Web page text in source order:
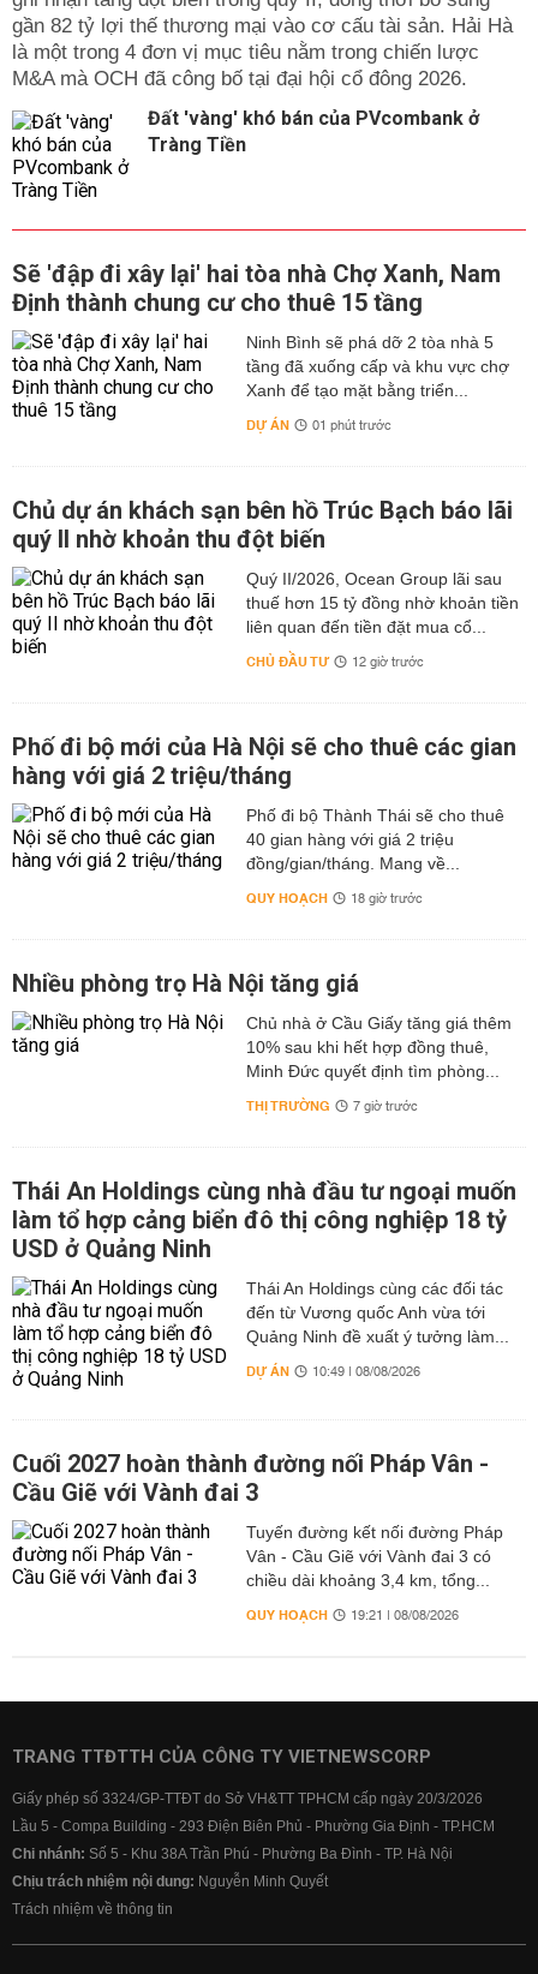
gần 82 tỷ lợi thế thương mại vào cơ cấu tài sản. Hải Hà
là một trong 4 đơn vị mục tiêu nằm trong chiến lược
M&A mà OCH đã công bố tại đại hội cổ đông 2026.
Đất 'vàng' khó bán của PVcombank ở
Tràng Tiền
Sẽ 'đập đi xây lại' hai tòa nhà Chợ Xanh, Nam
Định thành chung cư cho thuê 15 tầng
Ninh Bình sẽ phá dỡ 2 tòa nhà 5
tầng đã xuống cấp và khu vực chợ
Xanh để tạo mặt bằng triển...
DỰ ÁN 01 phút trước
Chủ dự án khách sạn bên hồ Trúc Bạch báo lãi
quý II nhờ khoản thu đột biến
Quý II/2026, Ocean Group lãi sau
thuế hơn 15 tỷ đồng nhờ khoản tiền
liên quan đến tiền đặt mua cổ...
CHỦ ĐẦU TƯ 12 giờ trước
Phố đi bộ mới của Hà Nội sẽ cho thuê các gian
hàng với giá 2 triệu/tháng
Phố đi bộ Thành Thái sẽ cho thuê
40 gian hàng với giá 2 triệu
đồng/gian/tháng. Mang về...
QUY HOẠCH 18 giờ trước
Nhiều phòng trọ Hà Nội tăng giá
Chủ nhà ở Cầu Giấy tăng giá thêm
10% sau khi hết hợp đồng thuê,
Minh Đức quyết định tìm phòng...
THỊ TRƯỜNG 7 giờ trước
Thái An Holdings cùng nhà đầu tư ngoại muốn
làm tổ hợp cảng biển đô thị công nghiệp 18 tỷ
USD ở Quảng Ninh
Thái An Holdings cùng các đối tác
đến từ Vương quốc Anh vừa tới
Quảng Ninh đề xuất ý tưởng làm...
DỰ ÁN 10:49 | 08/08/2026
Cuối 2027 hoàn thành đường nối Pháp Vân -
Cầu Giẽ với Vành đai 3
Tuyến đường kết nối đường Pháp
Vân - Cầu Giẽ với Vành đai 3 có
chiều dài khoảng 3,4 km, tổng...
QUY HOẠCH 19:21 | 08/08/2026
TRANG TTĐTTH CỦA CÔNG TY VIETNEWSCORP
Giấy phép số 3324/GP-TTĐT do Sở VH&TT TPHCM cấp ngày 20/3/2026
Lầu 5 - Compa Building - 293 Điện Biên Phủ - Phường Gia Định - TP.HCM
Chi nhánh: Số 5 - Khu 38A Trần Phú - Phường Ba Đình - TP. Hà Nội
Chịu trách nhiệm nội dung: Nguyễn Minh Quyết
Trách nhiệm về thông tin